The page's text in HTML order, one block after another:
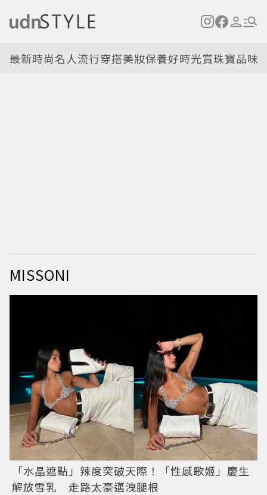
最新時尚名人流行穿搭美妝保養好時光賞珠寶品味
MISSONI
「水晶遮點」辣度突破天際！「性感歌姬」慶生
解放雪乳 走路太豪邁洩腿根